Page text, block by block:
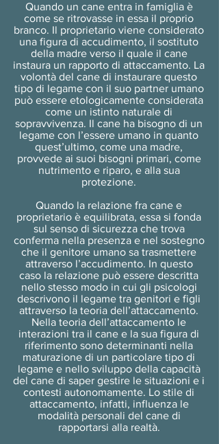
Quando un cane entra in famiglia è
come se ritrovasse in essa il proprio
branco. Il proprietario viene considerato
una figura di accudimento, il sostituto
della madre verso il quale il cane
instaura un rapporto di attaccamento. La
volontà del cane di instaurare questo
tipo di legame con il suo partner umano
può essere etologicamente considerata
come un istinto naturale di
sopravvivenza. Il cane ha bisogno di un
legame con l’essere umano in quanto
quest’ultimo, come una madre,
provvede ai suoi bisogni primari, come
nutrimento e riparo, e alla sua
protezione.
Quando la relazione fra cane e
proprietario è equilibrata, essa si fonda
sul senso di sicurezza che trova
conferma nella presenza e nel sostegno
che il genitore umano sa trasmettere
attraverso l’accudimento. In questo
caso la relazione può essere descritta
nello stesso modo in cui gli psicologi
descrivono il legame tra genitori e figli
attraverso la teoria dell’attaccamento.
Nella teoria dell’attaccamento le
interazioni tra il cane e la sua figura di
riferimento sono determinanti nella
maturazione di un particolare tipo di
legame e nello sviluppo della capacità
del cane di saper gestire le situazioni e i
contesti autonomamente. Lo stile di
attaccamento, infatti, influenza le
modalità personali del cane di
rapportarsi alla realtà.